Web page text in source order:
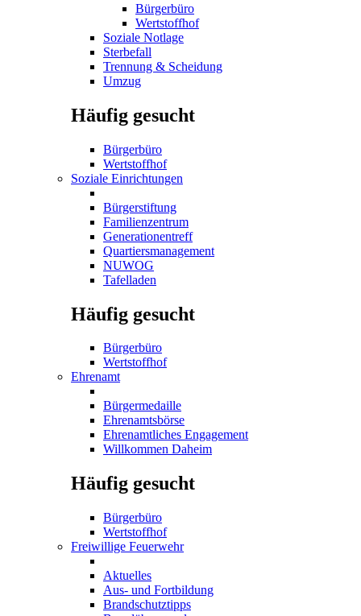
Bürgerbüro
Wertstoffhof
Soziale Notlage
Sterbefall
Trennung & Scheidung
Umzug
Häufig gesucht
Bürgerbüro
Wertstoffhof
Soziale Einrichtungen
Bürgerstiftung
Familienzentrum
Generationentreff
Quartiersmanagement
NUWOG
Tafelladen
Häufig gesucht
Bürgerbüro
Wertstoffhof
Ehrenamt
Bürgermedaille
Ehrenamtsbörse
Ehrenamtliches Engagement
Willkommen Daheim
Häufig gesucht
Bürgerbüro
Wertstoffhof
Freiwillige Feuerwehr
Aktuelles
Aus- und Fortbildung
Brandschutztipps